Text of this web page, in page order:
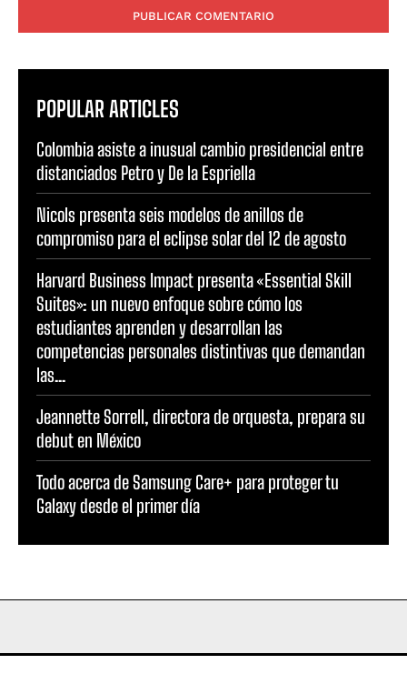
POPULAR ARTICLES
Colombia asiste a inusual cambio presidencial entre
distanciados Petro y De la Espriella
Nicols presenta seis modelos de anillos de
compromiso para el eclipse solar del 12 de agosto
Harvard Business Impact presenta «Essential Skill
Suites»: un nuevo enfoque sobre cómo los
estudiantes aprenden y desarrollan las
competencias personales distintivas que demandan
las...
Jeannette Sorrell, directora de orquesta, prepara su
debut en México
Todo acerca de Samsung Care+ para proteger tu
Galaxy desde el primer día